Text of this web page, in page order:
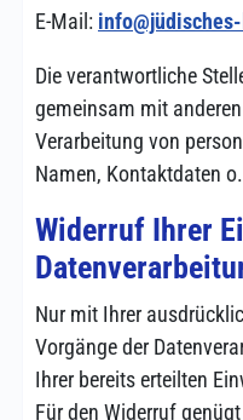
E-Mail:
Die verantwortliche
gemeinsam mit
Verarbeitung von
Namen, Kontaktdaten
Widerruf Ihrer
Nur mit Ihrer
Vorgänge der
Ihrer bereits erteilten
Für den Widerruf